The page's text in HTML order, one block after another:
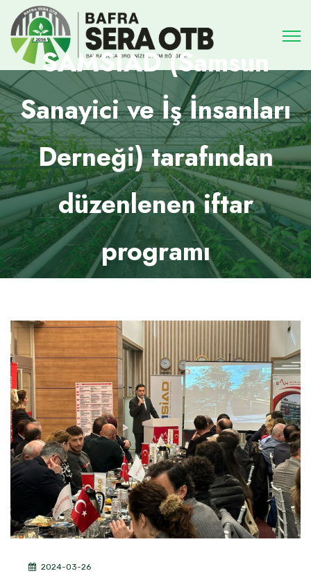
SAMSIAD (Samsun
Sanayici ve İş İnsanları
Derneği) tarafından
düzenlenen iftar
programı
2024-03-26